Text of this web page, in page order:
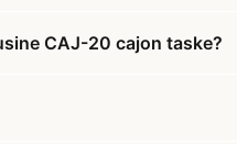
CAJ-20 cajon taske?